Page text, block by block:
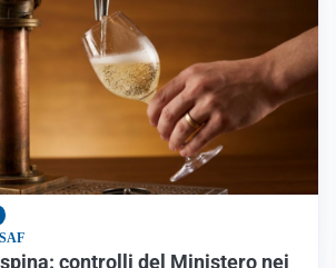
controlli del Ministero nei